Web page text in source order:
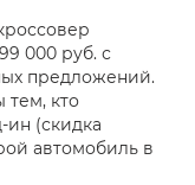
000 руб. с
предложений.
тем, кто
ин (скидка
автомобиль в